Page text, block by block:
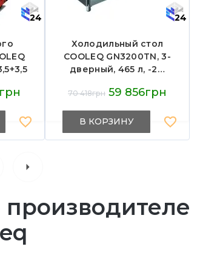
24
для
24
Холодильный стол
COOLEQ GN3200TN, 3-
дверный, 465 л, -2…
1795×700×960 мм, с
профессиональной
кухни
70 418грн 59 856грн
В КОРЗИНУ